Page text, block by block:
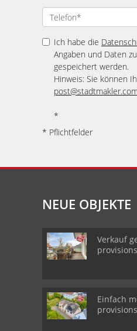
Ich habe die
Angaben und Daten
gespeichert werden.
Hinweis: Sie können
*
* Pflichtfelder
NEUE OBJEKTE
Verkauf
Einfach